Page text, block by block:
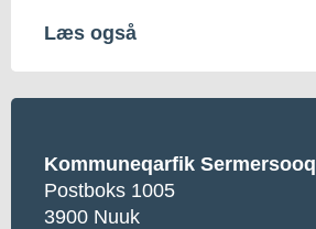
Læs også
Kommuneqarfik Sermersooq
Postboks 1005
3900 Nuuk